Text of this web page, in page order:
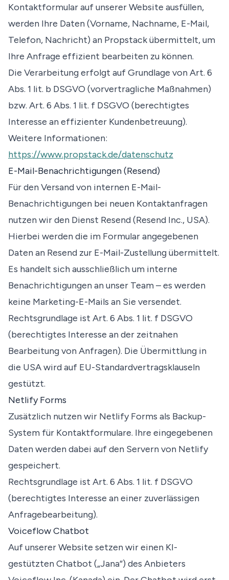
Kontaktformular auf unserer Website ausfüllen,
werden Ihre Daten (Vorname, Nachname, E-Mail,
Telefon, Nachricht) an Propstack übermittelt, um
Ihre Anfrage effizient bearbeiten zu können.
Die Verarbeitung erfolgt auf Grundlage von Art. 6
Abs. 1 lit. b DSGVO (vorvertragliche Maßnahmen)
bzw. Art. 6 Abs. 1 lit. f DSGVO (berechtigtes
Interesse an effizienter Kundenbetreuung).
Weitere Informationen:
https://www.propstack.de/datenschutz
E-Mail-Benachrichtigungen (Resend)
Für den Versand von internen E-Mail-
Benachrichtigungen bei neuen Kontaktanfragen
nutzen wir den Dienst Resend (Resend Inc., USA).
Hierbei werden die im Formular angegebenen
Daten an Resend zur E-Mail-Zustellung übermittelt.
Es handelt sich ausschließlich um interne
Benachrichtigungen an unser Team – es werden
keine Marketing-E-Mails an Sie versendet.
Rechtsgrundlage ist Art. 6 Abs. 1 lit. f DSGVO
(berechtigtes Interesse an der zeitnahen
Bearbeitung von Anfragen). Die Übermittlung in
die USA wird auf EU-Standardvertragsklauseln
gestützt.
Netlify Forms
Zusätzlich nutzen wir Netlify Forms als Backup-
System für Kontaktformulare. Ihre eingegebenen
Daten werden dabei auf den Servern von Netlify
gespeichert.
Rechtsgrundlage ist Art. 6 Abs. 1 lit. f DSGVO
(berechtigtes Interesse an einer zuverlässigen
Anfragebearbeitung).
Voiceflow Chatbot
Auf unserer Website setzen wir einen KI-
gestützten Chatbot („Jana“) des Anbieters